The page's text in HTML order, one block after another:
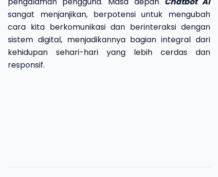
sangat menjanjikan, berpotensi untuk mengubah
cara kita berkomunikasi dan berinteraksi dengan
sistem digital, menjadikannya bagian integral dari
kehidupan sehari-hari yang lebih cerdas dan
responsif.